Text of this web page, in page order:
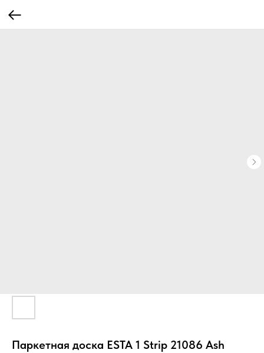
Паркетная доска ESTA 1 Strip 21086 Ash